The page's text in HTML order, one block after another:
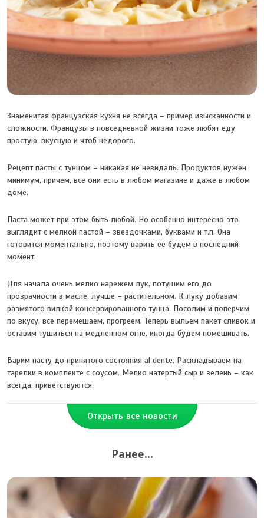
Знаменитая французская кухня не всегда – пример изысканности и
сложности. Французы в повседневной жизни тоже любят еду
простую, вкусную и чтоб недорого.
Рецепт пасты с тунцом – никакая не невидаль. Продуктов нужен
минимум, причем, все они есть в любом магазине и даже в любом
доме.
Паста может при этом быть любой. Но особенно интересно это
выглядит с мелкой пастой – звездочками, буквами и т.п. Она
готовится моментально, поэтому варить ее будем в последний
момент.
Для начала очень мелко нарежем лук, потушим его до
прозрачности в масле, лучше – растительном. К луку добавим
размятого вилкой консервированного тунца. Посолим и поперчим
по вкусу, все перемешаем, прогреем. Теперь выльем пакет сливок и
оставим тушиться на медленном огне, иногда будем помешивать.
Варим пасту до принятого состояния al dente. Раскладываем на
тарелки в комплекте с соусом. Мелко натертый сыр и зелень – как
всегда, приветствуются.
Открыть все новости
Ранее...